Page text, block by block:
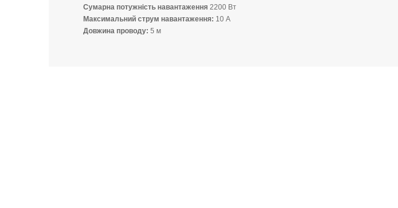
Сумарна потужність навантаження 2200 Вт
Максимальний струм навантаження: 10 А
Довжина проводу: 5 м